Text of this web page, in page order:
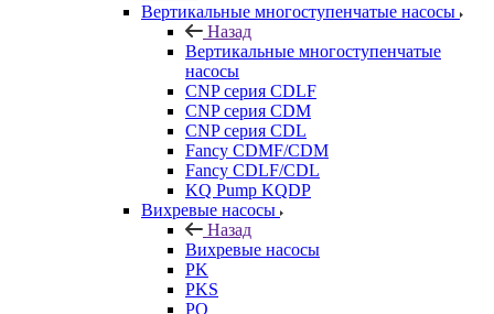
Вертикальные многоступенчатые насосы
Назад
Вертикальные многоступенчатые
насосы
CNP серия CDLF
CNP серия CDM
CNP серия CDL
Fancy CDMF/CDM
Fancy CDLF/CDL
KQ Pump KQDP
Вихревые насосы
Назад
Вихревые насосы
PK
PKS
PQ